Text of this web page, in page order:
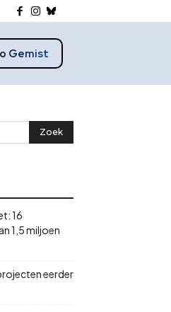
Gemist
16
1,5 miljoen
eerder